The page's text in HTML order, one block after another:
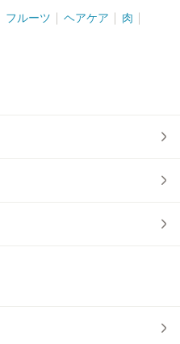
フルーツ ヘアケア 肉